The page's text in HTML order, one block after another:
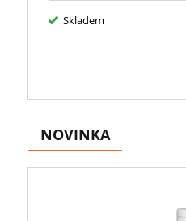
Skladem
NOVINKA